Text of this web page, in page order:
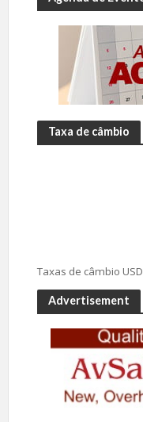
Taxa de câmbio
Taxas de câmbio USD
Advertisement